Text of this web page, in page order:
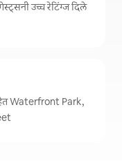
उच्च रेटिंग्ज दिले
Waterfront Park,